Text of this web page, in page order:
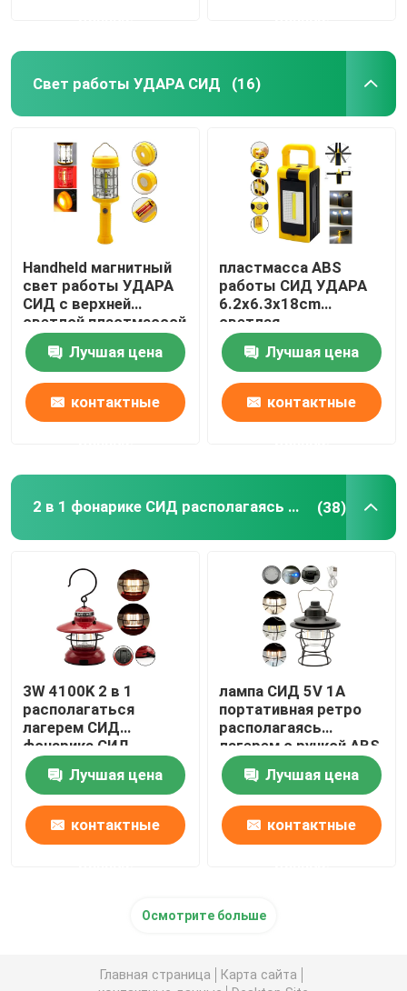
Свет работы УДАРА СИД (16)
Handheld магнитный
свет работы УДАРА
СИД с верхней
светлой пластмассой
7.5x7.5x25.5cm ABS
Лучшая цена
контактные
пластмасса ABS
работы СИД УДАРА
6.2x6.3x18cm
светлая
перезаряжаемые
Лучшая цена
контактные
2 в 1 фонарике СИД располагаясь лагерем (38)
3W 4100K 2 в 1
располагаться
лагерем СИД
фонарика СИД
располагаясь
лагерем освещает на
открытом воздухе
ретро нить УДАРА
фонарика 2 Edison
Лучшая цена
контактные
лампа СИД 5V 1A
портативная ретро
располагаясь
лагерем с ручкой ABS
сада рукоятки для
переноскиЛучшая цена
контактные
Осмотрите больше
Главная страница
Карта сайта